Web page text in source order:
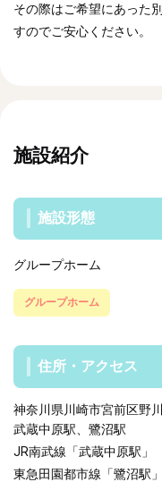
その際はご希望にあった
すのでご安心ください。
施設紹介
施設形態
グループホーム
グループホーム
住所・アクセス
神奈川県川崎市宮前区野川
武蔵中原駅、鷺沼駅
JR南武線「武蔵中原駅」
東急田園都市線「鷺沼駅」